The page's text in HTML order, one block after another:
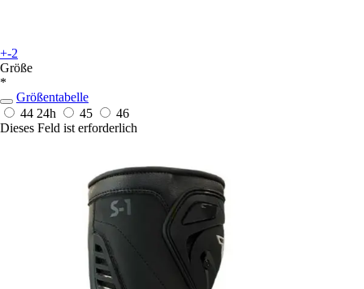
+-2
Größe
*
Größentabelle
44 24h 45
46
Dieses Feld ist erforderlich